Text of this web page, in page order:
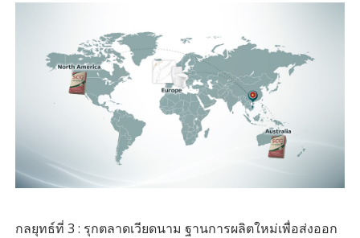
กลยุทธ์ที่ 3 : รุกตลาดเวียดนาม ฐานการผลิตใหม่เพื่อส่งออก